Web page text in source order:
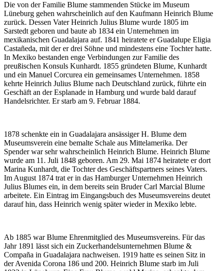
Die von der Familie Blume stammenden Stücke im Museum
Lüneburg gehen wahrscheinlich auf den Kaufmann Heinrich Blume
zurück. Dessen Vater Heinrich Julius Blume wurde 1805 im
Sarstedt geboren und baute ab 1834 ein Unternehmen im
mexikanischen Guadalajara auf. 1841 heiratete er Guadalupe Eligia
Castañeda, mit der er drei Söhne und mindestens eine Tochter hatte.
In Mexiko bestanden enge Verbindungen zur Familie des
preußischen Konsuls Kunhardt. 1855 gründeten Blume, Kunhardt
und ein Manuel Corcurea ein gemeinsames Unternehmen. 1858
kehrte Heinrich Julius Blume nach Deutschland zurück, führte ein
Geschäft an der Esplanade in Hamburg und wurde bald darauf
Handelsrichter. Er starb am 9. Februar 1884.
1878 schenkte ein in Guadalajara ansässiger H. Blume dem
Museumsverein eine bemalte Schale aus Mittelamerika. Der
Spender war sehr wahrscheinlich Heinrich Blume. Heinrich Blume
wurde am 11. Juli 1848 geboren. Am 29. Mai 1874 heiratete er dort
Marina Kunhardt, die Tochter des Geschäftspartners seines Vaters.
Im August 1874 trat er in das Hamburger Unternehmen Heinrich
Julius Blumes ein, in dem bereits sein Bruder Carl Marcial Blume
arbeitete. Ein Eintrag im Eingangsbuch des Museumsvereins deutet
darauf hin, dass Heinrich wenig später wieder in Mexiko lebte.
Ab 1885 war Blume Ehrenmitglied des Museumsvereins. Für das
Jahr 1891 lässt sich ein Zuckerhandelsunternehmen Blume &
Compaña in Guadalajara nachweisen. 1919 hatte es seinen Sitz in
der Avenida Corona 186 und 200. Heinrich Blume starb im Juli